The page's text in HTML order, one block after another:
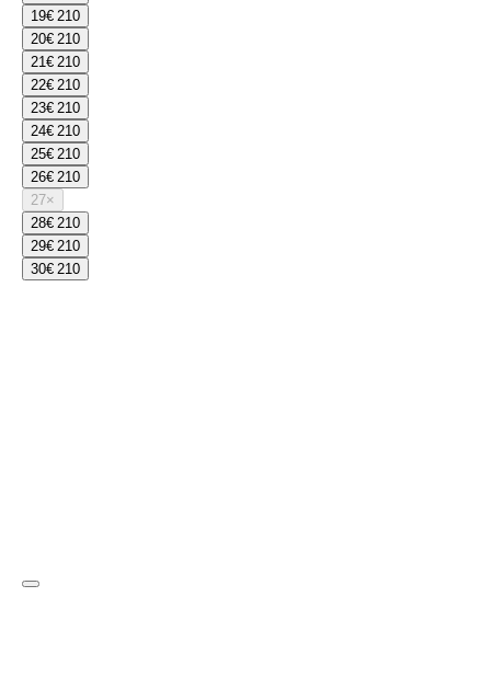
19€ 210
20€ 210
21€ 210
22€ 210
23€ 210
24€ 210
25€ 210
26€ 210
27×
28€ 210
29€ 210
30€ 210